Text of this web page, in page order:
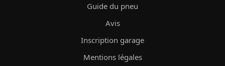
Guide du pneu
Avis
Inscription garage
Mentions légales